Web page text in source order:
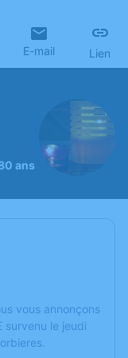
E-mail Lien
ans
vous annonçons
survenu le jeudi